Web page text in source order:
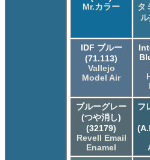
Mr.カラー
タ
IDF ブルー
(71.113)
Vallejo
Model Air
ブルーグレー
(つや消し)
(32179)
Revell Email
Enamel
フ